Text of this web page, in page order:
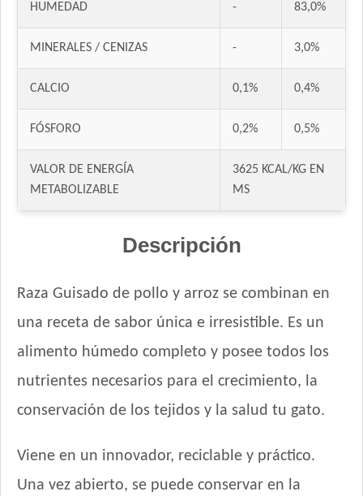
HUMEDAD - 83,0%
MINERALES / CENIZAS - 3,0%
CALCIO 0,1% 0,4%
FÓSFORO 0,2% 0,5%
VALOR DE ENERGÍA
METABOLIZABLE
3625 KCAL/KG EN
MS
Descripción
Raza Guisado de pollo y arroz se combinan en
una receta de sabor única e irresistible. Es un
alimento húmedo completo y posee todos los
nutrientes necesarios para el crecimiento, la
conservación de los tejidos y la salud tu gato.
Viene en un innovador, reciclable y práctico.
Una vez abierto, se puede conservar en la